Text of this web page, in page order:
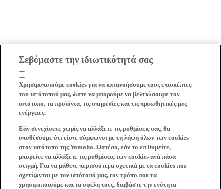
Σεβόμαστε την ιδιωτικότητά σας
Χρησιμοποιούμε cookies για να κατανοήσουμε τους επισκέπτες
του ιστότοπού μας, ώστε να μπορούμε να βελτιώσουμε τον
ιστότοπο, τα προϊόντα, τις υπηρεσίες και τις προωθητικές μας
ενέργειες.
Εάν συνεχίσετε χωρίς να αλλάξετε τις ρυθμίσεις σας, θα
υποθέσουμε ότι είστε σύμφωνοι με τη λήψη όλων των cookies
στον ιστότοπο της Yamaha. Ωστόσο, εάν το επιθυμείτε,
μπορείτε να αλλάξετε τις ρυθμίσεις των cookies ανά πάσα
στιγμή. Για να μάθετε περισσότερα σχετικά με τα cookies που
σχετίζονται με τον ιστότοπό μας, τον τρόπο που τα
χρησιμοποιούμε και τα οφέλη τους, διαβάστε την ενότητα